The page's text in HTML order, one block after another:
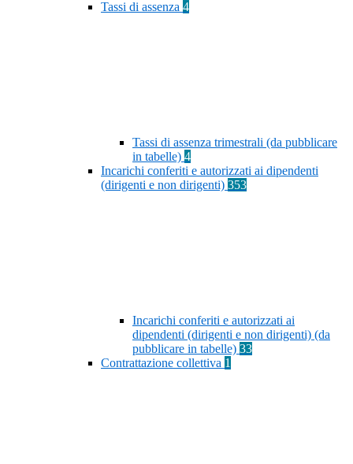
Tassi di assenza 4
Tassi di assenza trimestrali (da pubblicare
in tabelle) 4
Incarichi conferiti e autorizzati ai dipendenti
(dirigenti e non dirigenti) 353
Incarichi conferiti e autorizzati ai
dipendenti (dirigenti e non dirigenti) (da
pubblicare in tabelle) 33
Contrattazione collettiva 1